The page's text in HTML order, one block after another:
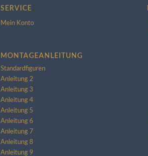
SERVICE
Mein Konto
MONTAGEANLEITUNG
Standardfiguren
Anleitung 2
Anleitung 3
Anleitung 4
Anleitung 5
Anleitung 6
Anleitung 7
Anleitung 8
Anleitung 9